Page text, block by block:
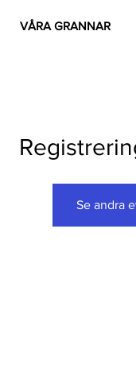
VÅRA GRANNAR
Se andra